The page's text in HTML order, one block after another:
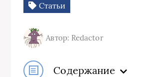
Статьи
Автор: Redactor
Содержание